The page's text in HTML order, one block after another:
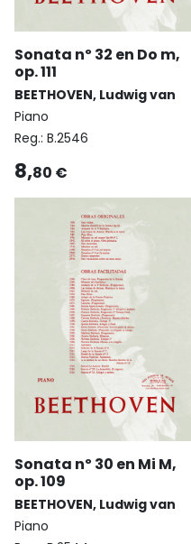
Sonata nº 32 en Do m,
op. 111
BEETHOVEN, Ludwig van
Piano
Reg.: B.2546
8,80 €
Sonata nº 30 en Mi M,
op. 109
BEETHOVEN, Ludwig van
Piano